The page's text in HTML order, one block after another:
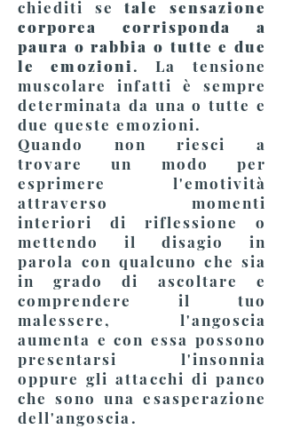
chiediti setale sensazione
corporea corrisponda a
paura o rabbia o tutte e due
le emozioni. La tensione
muscolare infatti è sempre
determinata da una o tutte e
due queste emozioni.
Quando non riesci a
trovare
un modo per
esprimere l'emotività
attraverso momenti
interiori di riflessione o
mettendo il disagio in
parola con qualcuno che sia
in grado di ascoltare e
comprendere il tuo
malessere, l'angoscia
aumenta e con essa possono
presentarsi l'insonnia
oppure gli attacchi di panco
che sono una esasperazione
dell'angoscia.